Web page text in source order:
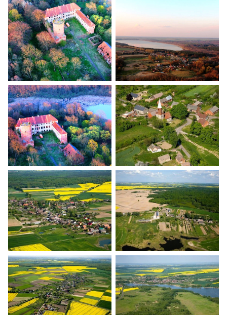
Banie z lotu ptaka
Banie z lotu ptaka Banie z lotu ptaka
Banie z lotu ptaka Banie z lotu ptaka
Banie z lotu ptaka